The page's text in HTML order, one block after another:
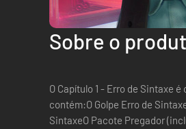
Sobre o
O Capítulo 1 - Erro de Sintaxe
contém:O Golpe Erro de
SintaxeO Pacote Pregador